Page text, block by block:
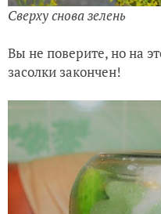
Сверху снова зелень
Вы не поверите, но на
засолки закончен!